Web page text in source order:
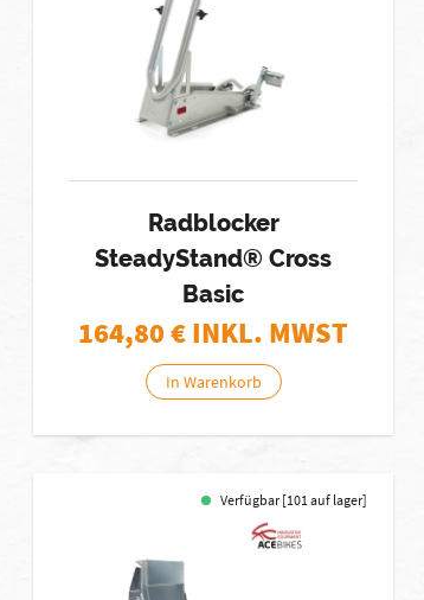
Radblocker
SteadyStand® Cross
Basic
164,80€ INKL. MWST
In Warenkorb
Verfügbar [101 auf lager]